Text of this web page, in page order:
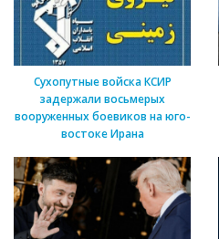
Сухопутные войска КСИР
задержали восьмерых
вооруженных боевиков на юго-
востоке Ирана